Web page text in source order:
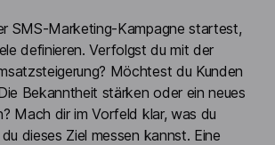
SMS-Marketing-Kampagne startest,
definieren. Verfolgst du mit der
Möchtest du Kunden
Bekanntheit stärken oder ein neues
Mach dir im Vorfeld klar, was du
dieses Ziel messen kannst. Eine